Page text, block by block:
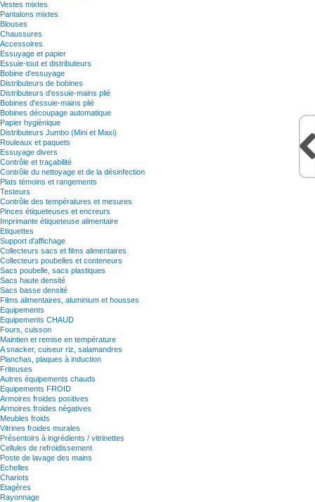
Vestes mixtes
Pantalons mixtes
Blouses
Chaussures
Accessoires
Essuyage et papier
Essuie-tout et distributeurs
Bobine d'essuyage
Distributeurs de bobines
Distributeurs d'essuie-mains plié
Bobines d'essuie-mains plié
Bobines découpage automatique
Papier hygiènique
Distributeurs Jumbo (Mini et Maxi)
Rouleaux et paquets
Essuyage divers
Contrôle et traçabilité
Contrôle du nettoyage et de la désinfection
Plats témoins et rangements
Testeurs
Contrôle des températures et mesures
Pinces étiqueteuses et encreurs
Imprimante étiqueteuse alimentaire
Etiquettes
Support d'affichage
Collecteurs sacs et films alimentaires
Collecteurs poubelles et conteneurs
Sacs poubelle, sacs plastiques
Sacs haute densité
Sacs basse densité
Films alimentaires, aluminium et housses
Equipements
Equipements CHAUD
Fours, cuisson
Maintien et remise en température
A snacker, cuiseur riz, salamandres
Planchas, plaques à induction
Friteuses
Autres équipements chauds
Equipements FROID
Armoires froides positives
Armoires froides négatives
Meubles froids
Vitrines froides murales
Présentoirs à ingrédients / vitrinettes
Cellules de refroidissement
Poste de lavage des mains
Echelles
Chariots
Etagères
Rayonnage